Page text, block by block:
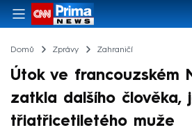
Domů Zprávy Zahraničí
Útok ve francouzském
zatkla dalšího člověka,
třiatřicetiletého muže